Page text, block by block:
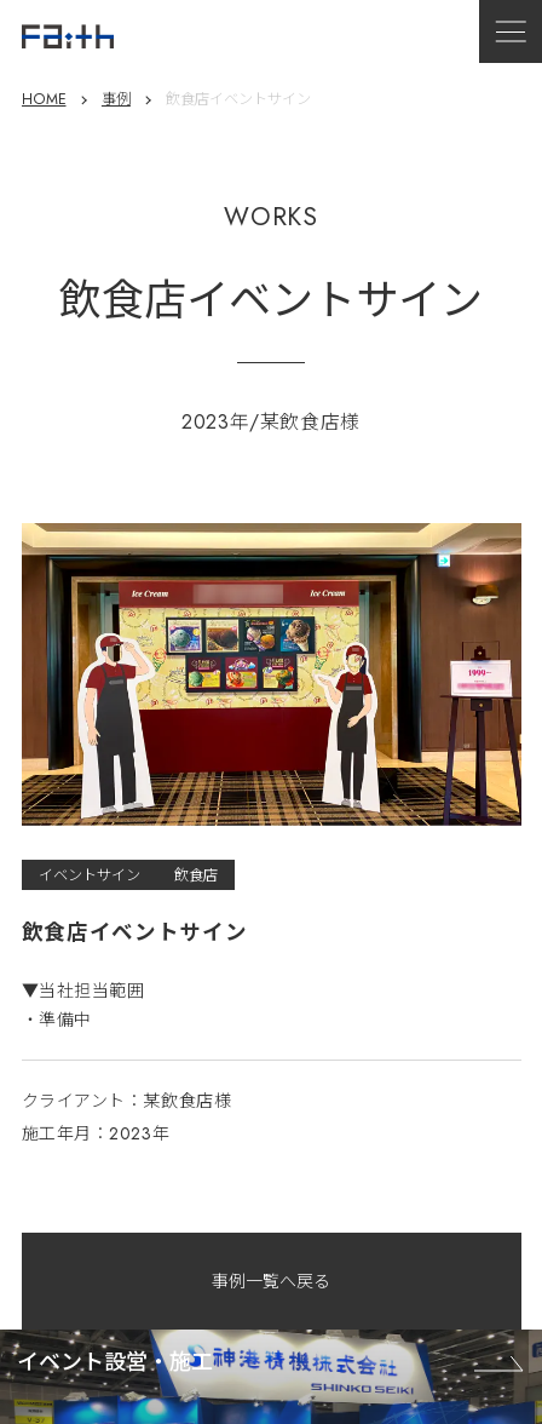
HOME 事例 飲食店イベントサイン
WORKS
飲食店イベントサイン
2023年/某飲食店様
イベントサイン 飲食店
飲食店イベントサイン
▼当社担当範囲
・準備中
クライアント：某飲食店様
施工年月：2023年
事例一覧へ戻る
イベント設営・施工